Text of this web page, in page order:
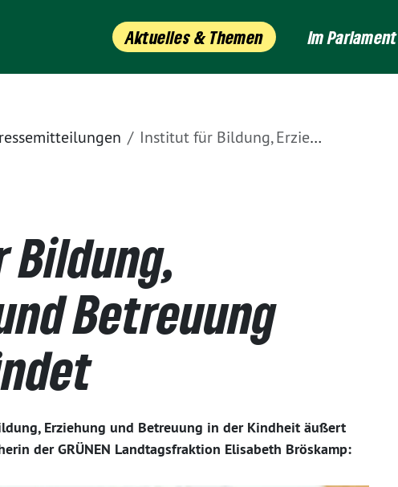
Aktuelles & Themen Im Parlament
Institut für Bildung, Erziehung und Betreuung wird gegründet
Betreuung
Erziehung und Betreuung in der Kindheit äußert
der GRÜNEN Landtagsfraktion Elisabeth Bröskamp: